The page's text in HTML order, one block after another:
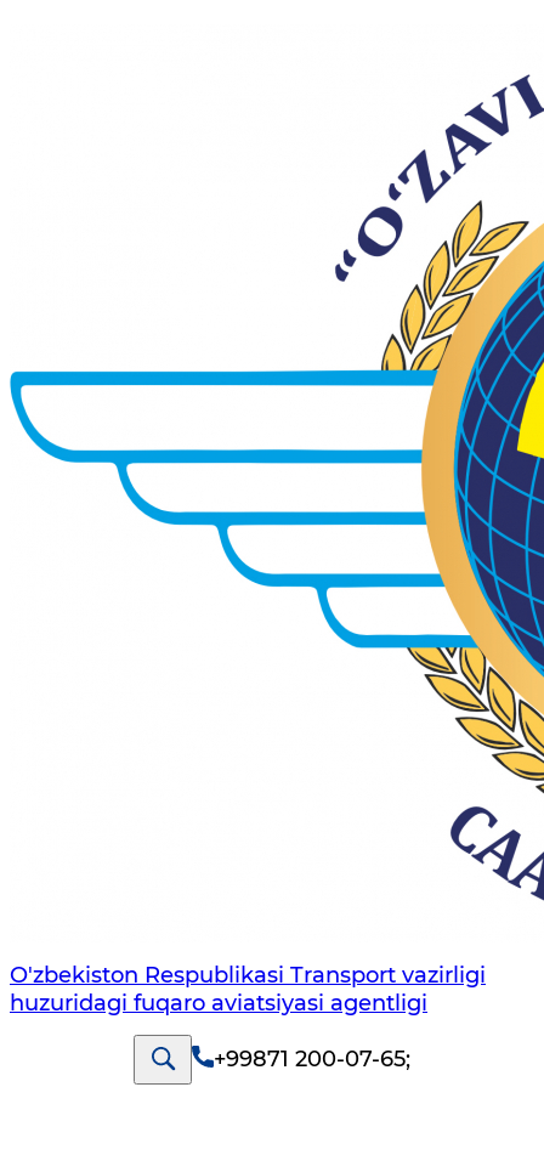
O'zbekiston Respublikasi Transport vazirligi
huzuridagi fuqaro aviatsiyasi agentligi
+99871 200-07-65;